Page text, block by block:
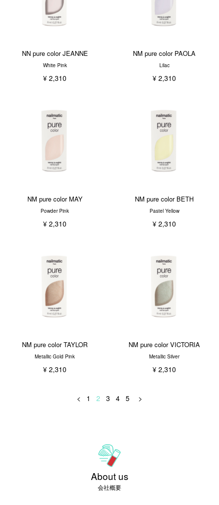
NN pure color JEANNE
White Pink
¥ 2,310
NM pure color PAOLA
Lilac
¥ 2,310
NM pure color MAY
Powder Pink
¥ 2,310
NM pure color BETH
Pastel Yellow
¥ 2,310
NM pure color TAYLOR
Metallic Gold Pink
¥ 2,310
NM pure color VICTORIA
Metallic Silver
¥ 2,310
< 1 2 3 4 5 >
About us
会社概要